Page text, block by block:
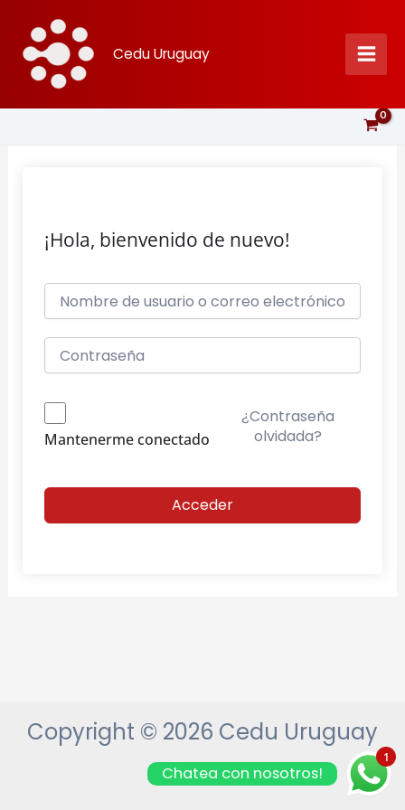
contenido
Cedu Uruguay
¡Hola, bienvenido de nuevo!
Mantenerme conectado
¿Contraseña
olvidada?
Acceder
Copyright © 2026 Cedu Uruguay
1
Chatea con nosotros!